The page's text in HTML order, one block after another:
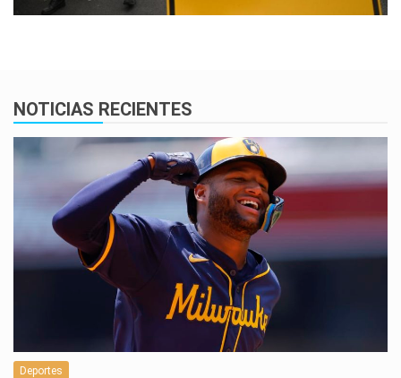
NOTICIAS RECIENTES
Deportes